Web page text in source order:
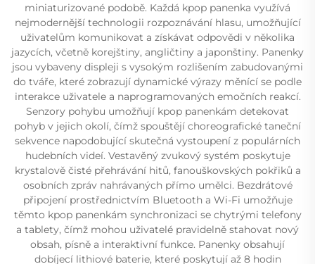
miniaturizované podobě. Každá kpop panenka využívá
nejmodernější technologii rozpoznávání hlasu, umožňující
uživatelům komunikovat a získávat odpovědi v několika
jazycích, včetně korejštiny, angličtiny a japonštiny. Panenky
jsou vybaveny displeji s vysokým rozlišením zabudovanými
do tváře, které zobrazují dynamické výrazy měnící se podle
interakce uživatele a naprogramovaných emočních reakcí.
Senzory pohybu umožňují kpop panenkám detekovat
pohyb v jejich okolí, čímž spouštějí choreografické taneční
sekvence napodobující skutečná vystoupení z populárních
hudebních videí. Vestavěný zvukový systém poskytuje
krystalově čisté přehrávání hitů, fanouškovských pokřiků a
osobních zpráv nahrávaných přímo umělci. Bezdrátové
připojení prostřednictvím Bluetooth a Wi-Fi umožňuje
těmto kpop panenkám synchronizaci se chytrými telefony
a tablety, čímž mohou uživatelé pravidelně stahovat nový
obsah, písně a interaktivní funkce. Panenky obsahují
dobíjecí lithiové baterie, které poskytují až 8 hodin